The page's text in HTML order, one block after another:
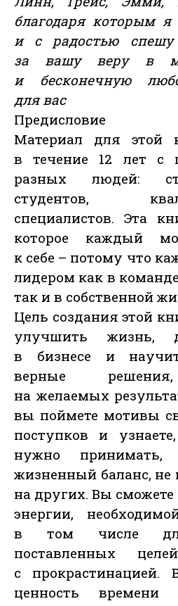
благодаря которым я
и с радостью спешу
за вашу веру в
и бесконечную
для вас
Предисловие
Материал для этой
в течение 12 лет с
разных людей:
студентов,
специалистов. Эта
которое каждый
к себе – потому что
лидером как в
так и в собственной
Цель создания этой
улучшить жизнь,
в бизнесе и
верные
на желаемых
вы поймете мотивы
поступков и
нужно принимать,
жизненный баланс, не
на других. Вы
энергии,
в том числе
поставленных
с прокрастинацией.
ценность времени